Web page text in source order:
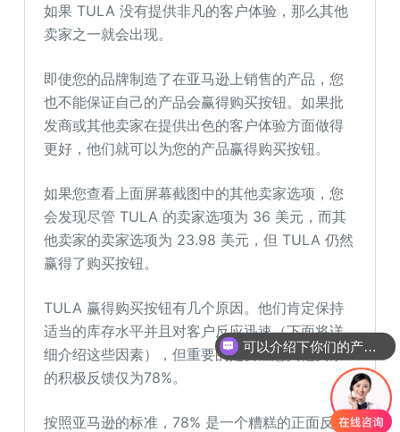
如果 TULA 没有提供非凡的客户体验，那么其他
卖家之一就会出现。
即使您的品牌制造了在亚马逊上销售的产品，您
也不能保证自己的产品会赢得购买按钮。如果批
发商或其他卖家在提供出色的客户体验方面做得
更好，他们就可以为您的产品赢得购买按钮。
如果您查看上面屏幕截图中的其他卖家选项，您
会发现尽管 TULA 的卖家选项为 36 美元，而其
他卖家的卖家选项为 23.98 美元，但 TULA 仍然
赢得了购买按钮。
TULA 赢得购买按钮有几个原因。他们肯定保持
适当的库存水平并且对客户反应迅速（下面将详
细介绍这些因素），但重要的是要注意其他卖家
的积极反馈仅为78%。
按照亚马逊的标准，78% 是一个糟糕的正面反馈
可以介绍下你们的产品么